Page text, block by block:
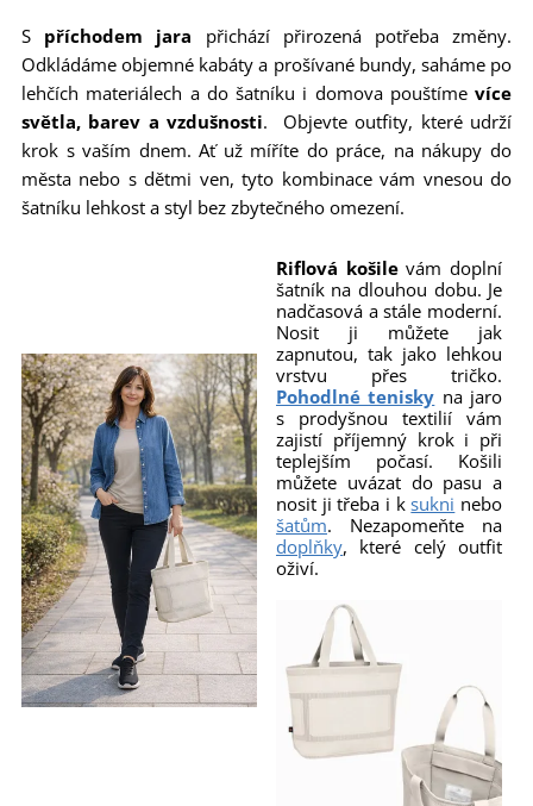
S příchodem jara přichází přirozená potřeba změny.
Odkládáme objemné kabáty a prošívané bundy, saháme po
lehčích materiálech a do šatníku i domova pouštíme více
světla, barev a vzdušnosti. Objevte outfity, které udrží
krok s vaším dnem. Ať už míříte do práce, na nákupy do
města nebo s dětmi ven, tyto kombinace vám vnesou do
šatníku lehkost a styl bez zbytečného omezení.
Riflová košilevám doplní
šatník na dlouhou dobu. Je
nadčasová a stále moderní.
Nosit ji můžete jak
zapnutou, tak jako lehkou
vrstvu přes tričko.
Pohodlné tenisky na jaro
s prodyšnou textilií vám
zajistí příjemný krok i při
teplejším počasí. Košili
můžete uvázat do pasu a
nosit ji třeba i ksukni nebo
šatům. Nezapomeňte na
doplňky, které celý outfit
oživí.